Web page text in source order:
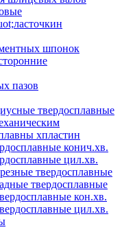
шпонок
пазов
твердосплавные
хпластин
конич.хв.
цил.хв.
твердосплавные
твердосплавные
кон.хв.
цил.хв.